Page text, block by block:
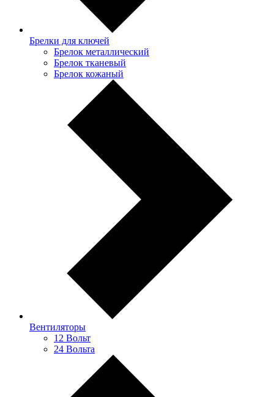
Брелки для ключей
Брелок металлический
Брелок тканевый
Брелок кожаный
Вентиляторы
12 Вольт
24 Вольта